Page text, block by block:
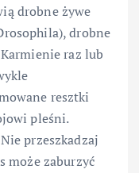
drobne żywe
drobne
raz lub
resztki
pleśni.
przeszkadzaj
może zaburzyć